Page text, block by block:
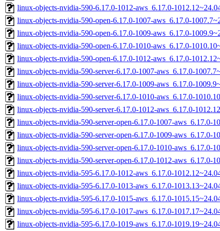
linux-objects-nvidia-590-6.17.0-1012-aws_6.17.0-
linux-objects-nvidia-590-open-6.17.0-1007-aws_6.17.0-
linux-objects-nvidia-590-open-6.17.0-1009-aws_6.17.0-
linux-objects-nvidia-590-open-6.17.0-1010-aws_6.17.0-
linux-objects-nvidia-590-open-6.17.0-1012-aws_6.17.0-
linux-objects-nvidia-590-server-6.17.0-1007-aws_6.17.0-
linux-objects-nvidia-590-server-6.17.0-1009-aws_6.17.0-
linux-objects-nvidia-590-server-6.17.0-1010-aws_6.17.0-
linux-objects-nvidia-590-server-6.17.0-1012-aws_6.17.0-
linux-objects-nvidia-590-server-open-6.17.0-1007-aws_6.17.0-
linux-objects-nvidia-590-server-open-6.17.0-1009-aws_6.17.0-
linux-objects-nvidia-590-server-open-6.17.0-1010-aws_6.17.0-
linux-objects-nvidia-590-server-open-6.17.0-1012-aws_6.17.0-
linux-objects-nvidia-595-6.17.0-1012-aws_6.17.0-
linux-objects-nvidia-595-6.17.0-1013-aws_6.17.0-
linux-objects-nvidia-595-6.17.0-1015-aws_6.17.0-
linux-objects-nvidia-595-6.17.0-1017-aws_6.17.0-
linux-objects-nvidia-595-6.17.0-1019-aws_6.17.0-